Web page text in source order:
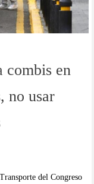
combis en
no usar
del Congreso